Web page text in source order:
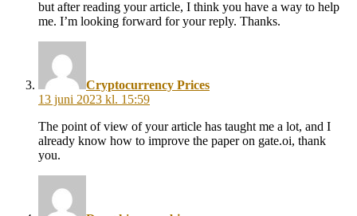
but after reading your article, I think you have a way to help
me. I’m looking forward for your reply. Thanks.
Cryptocurrency Prices
13 juni 2023 kl. 15:59
The point of view of your article has taught me a lot, and I
already know how to improve the paper on gate.oi, thank
you.